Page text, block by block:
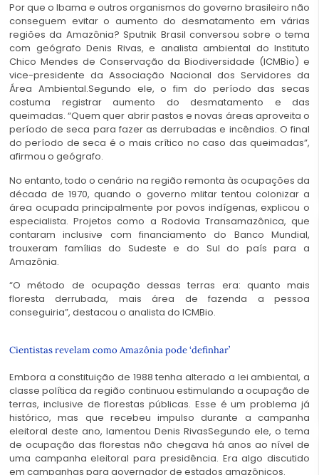
Por que o Ibama e outros organismos do governo brasileiro não
conseguem evitar o aumento do desmatamento em várias
regiões da Amazônia? Sputnik Brasil conversou sobre o tema
com geógrafo Denis Rivas, e analista ambiental do Instituto
Chico Mendes de Conservação da Biodiversidade (ICMBio) e
vice-presidente da Associação Nacional dos Servidores da
Área Ambiental.Segundo ele, o fim do período das secas
costuma registrar aumento do desmatamento e das
queimadas. “Quem quer abrir pastos e novas áreas aproveita o
período de seca para fazer as derrubadas e incêndios. O final
do período de seca é o mais crítico no caso das queimadas”,
afirmou o geógrafo.
No entanto, todo o cenário na região remonta às ocupações da
década de 1970, quando o governo mlitar tentou colonizar a
área ocupada principalmente por povos indígenas, explicou o
especialista. Projetos como a Rodovia Transamazônica, que
contaram inclusive com financiamento do Banco Mundial,
trouxeram famílias do Sudeste e do Sul do país para a
Amazônia.
“O método de ocupação dessas terras era: quanto mais
floresta derrubada, mais área de fazenda a pessoa
conseguiria”, destacou o analista do ICMBio.
Cientistas revelam como Amazônia pode ‘definhar’
Embora a constituição de 1988 tenha alterado a lei ambiental, a
classe política da região continuou estimulando a ocupação de
terras, inclusive de florestas públicas. Esse é um problema já
histórico, mas que recebeu impulso durante a campanha
eleitoral deste ano, lamentou Denis RivasSegundo ele, o tema
de ocupação das florestas não chegava há anos ao nível de
uma campanha eleitoral para presidência. Era algo discutido
em campanhas para governador de estados amazônicos.